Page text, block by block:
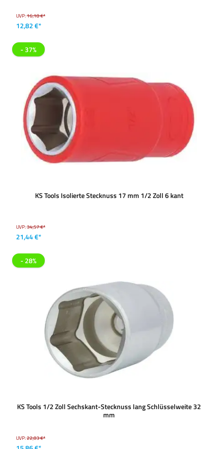
UVP:16,18 €*
12,82 €*
- 37%
KS Tools Isolierte Stecknuss 17 mm 1/2 Zoll 6 kant
UVP:34,57 €*
21,44 €*
- 28%
KS Tools 1/2 Zoll Sechskant-Stecknuss lang Schlüsselweite 32
mm
UVP:22,03 €*